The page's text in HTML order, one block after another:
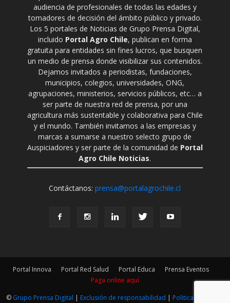
audiencia de profesionales de todas las edades y
tomadores de decisión del ámbito público y privado.
Los 5 portales de Noticias de Grupo Prensa Digital,
incluido Portal Agro Chile, publican en forma
gratuita para entidades sin fines lucros, que busquen
un medio de prensa donde visibilizar sus contenidos.
Dejamos invitados a periodistas, fundaciones,
municipios, colegios, universidades, ONG,
agrupaciones, ministerios, servicios públicos, etc… a
ser parte de nuestra red de prensa, por una
agricultura más sustentable y colaborativa para Chile
y el mundo. También invitamos a las empresas y
marcas a sumarse a nuestro selecto grupo de
Auspiciadores y ser parte de la comunidad de Portal
Agro Chile Noticias.
Contáctanos:prensa@portalagrochile.cl
Portal Innova Portal Red Salud Portal Educa
Prensa Eventos
Paga online aquí
© Grupo Prensa Digital | Exclusión de responsabilidad | Politica Editorial